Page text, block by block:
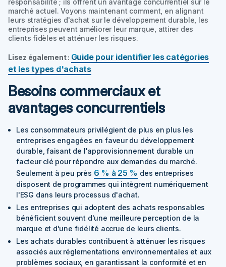
marché actuel. Voyons maintenant comment, en alignant
leurs stratégies d'achat sur le développement durable, les
entreprises peuvent améliorer leur marque, attirer des
clients fidèles et atténuer les risques.
Lisez également : Guide pour identifier les catégories
et les types d'achats
Besoins commerciaux et
avantages concurrentiels
Les consommateurs privilégient de plus en plus les
entreprises engagées en faveur du développement
durable, faisant de l'approvisionnement durable un
facteur clé pour répondre aux demandes du marché.
Seulement à peu près 6 % à 25 % des entreprises
disposent de programmes qui intègrent numériquement
l'ESG dans leurs processus d'achat.
Les entreprises qui adoptent des achats responsables
bénéficient souvent d'une meilleure perception de la
marque et d'une fidélité accrue de leurs clients.
Les achats durables contribuent à atténuer les risques
associés aux réglementations environnementales et aux
problèmes sociaux, en garantissant la conformité et en